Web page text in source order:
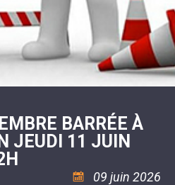
BARRÉE À
JEUDI 11 JUIN
09 juin 2026